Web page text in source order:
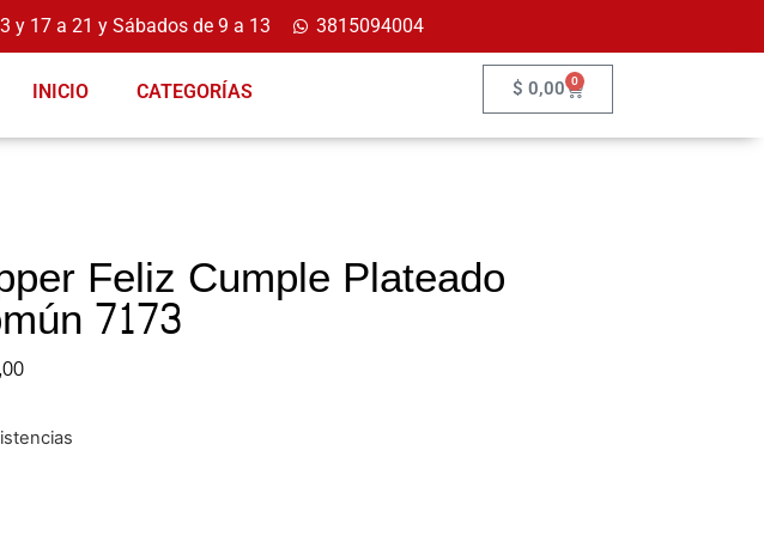
y 17 a 21 y Sábados de 9 a 13 3815094004
INICIO CATEGORÍAS $ 0,00 0
Feliz Cumple Plateado
7173